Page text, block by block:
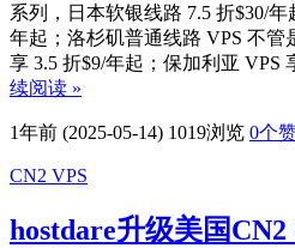
系列，日本软银线路 7.5 折$30/
年起；洛杉矶普通线路 VPS 不
享 3.5 折$9/年起；保加利亚
续阅读 »
1年前 (2025-05-14) 1019浏览 0个
CN2 VPS
hostdare升级美国